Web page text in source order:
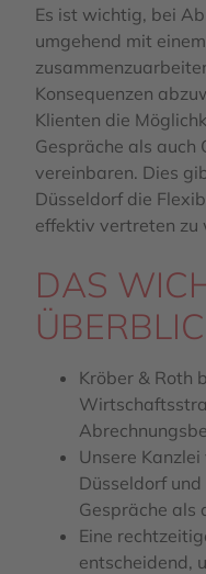
Es ist wichtig, bei
umgehend mit
Konsequenzen
Klienten die
Gespräche als auch
vereinbaren. Dies
Düsseldorf die
effektiv vertreten zu
DAS
Kröber & Roth
Unsere
Düsseldorf
Gespräche als
Eine
entscheidend,